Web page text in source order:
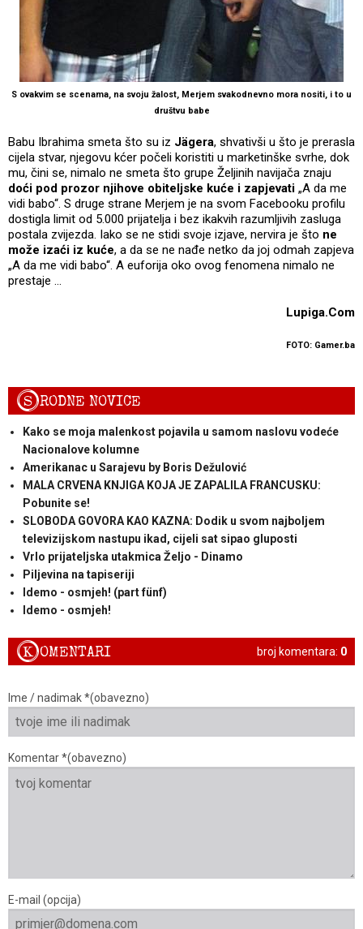
S ovakvim se scenama, na svoju žalost, Merjem svakodnevno mora nositi, i to u
društvu babe
Babu Ibrahima smeta što su iz Jägera, shvativši u što je prerasla
cijela stvar, njegovu kćer počeli koristiti u marketinške svrhe, dok
mu, čini se, nimalo ne smeta što grupe Željinih navijača znaju
doći pod prozor njihove obiteljske kuće i zapjevati „A da me
vidi babo“. S druge strane Merjem je na svom Facebooku profilu
dostigla limit od 5.000 prijatelja i bez ikakvih razumljivih zasluga
postala zvijezda. Iako se ne stidi svoje izjave, nervira je što ne
može izaći iz kuće, a da se ne nađe netko da joj odmah zapjeva
„A da me vidi babo“. A euforija oko ovog fenomena nimalo ne
prestaje …
Lupiga.Com
FOTO: Gamer.ba
SRODNE NOVICE
Kako se moja malenkost pojavila u samom naslovu vodeće
Nacionalove kolumne
Amerikanac u Sarajevu by Boris Dežulović
MALA CRVENA KNJIGA KOJA JE ZAPALILA FRANCUSKU:
Pobunite se!
SLOBODA GOVORA KAO KAZNA: Dodik u svom najboljem
televizijskom nastupu ikad, cijeli sat sipao gluposti
Vrlo prijateljska utakmica Željo - Dinamo
Piljevina na tapiseriji
Idemo - osmjeh! (part fünf)
Idemo - osmjeh!
broj komentara: 0
KOMENTARI
Ime / nadimak *(obavezno)
Komentar *(obavezno)
E-mail (opcija)